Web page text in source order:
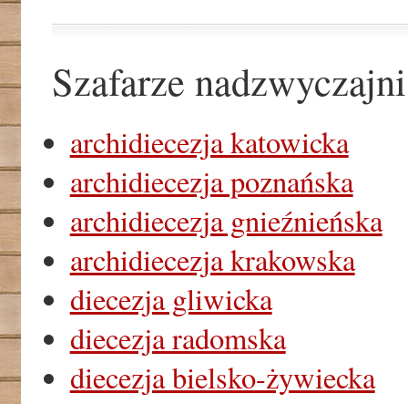
Szafarze
archidiecezja katowicka
archidiecezja poznańska
archidiecezja gnieźnieńska
archidiecezja krakowska
diecezja gliwicka
diecezja radomska
diecezja bielsko-żywiecka